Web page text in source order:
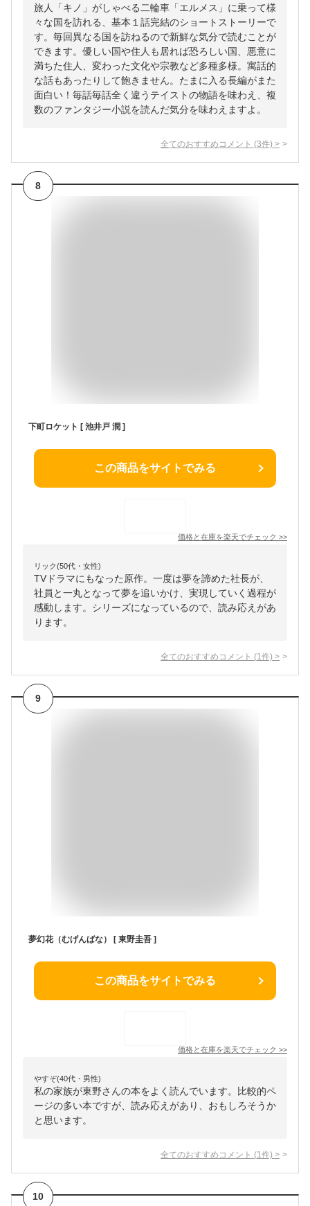
旅人「キノ」がしゃべる二輪車「エルメス」に乗って様
々な国を訪れる、基本１話完結のショートストーリーで
す。毎回異なる国を訪ねるので新鮮な気分で読むことが
できます。優しい国や住人も居れば恐ろしい国、悪意に
満ちた住人、変わった文化や宗教など多種多様。寓話的
な話もあったりして飽きません。たまに入る長編がまた
面白い！毎話毎話全く違うテイストの物語を味わえ、複
数のファンタジー小説を読んだ気分を味わえますよ。
全てのおすすめコメント (3件) >
8
下町ロケット [ 池井戸 潤 ]
この商品をサイトでみる
価格と在庫を楽天でチェック >>
リック(50代・女性)
TVドラマにもなった原作。一度は夢を諦めた社長が、
社員と一丸となって夢を追いかけ、実現していく過程が
感動します。シリーズになっているので、読み応えがあ
ります。
全てのおすすめコメント (1 件) >
9
夢幻花（むげんばな） [ 東野圭吾 ]
この商品をサイトでみる
価格と在庫を楽天でチェック >>
やすぞ(40代・男性)
私の家族が東野さんの本をよく読んでいます。比較的ペ
ージの多い本ですが、読み応えがあり、おもしろそうか
と思います。
全てのおすすめコメント (1 件) >
10